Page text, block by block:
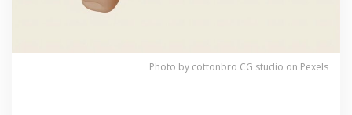
P
i
Photo by cottonbro CG studio on Pexels